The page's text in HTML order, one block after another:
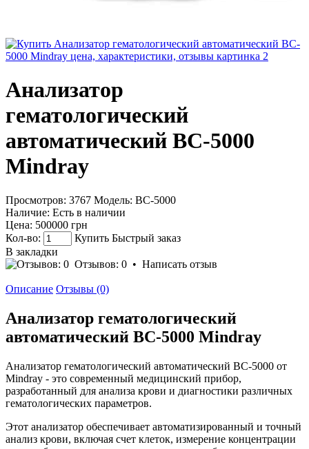
Анализатор
гематологический
автоматический BC-5000
Mindray
Просмотров: 3767 Модель: BC-5000
Наличие: Есть в наличии
Цена: 500000 грн
Кол-во:
Купить Быстрый заказ
В закладки
Отзывов: 0 • Написать отзыв
Описание Отзывы (0)
Анализатор гематологический
автоматический BC-5000 Mindray
Анализатор гематологический автоматический BC-5000 от
Mindray - это современный медицинский прибор,
разработанный для анализа крови и диагностики различных
гематологических параметров.
Этот анализатор обеспечивает автоматизированный и точный
анализ крови, включая счет клеток, измерение концентрации